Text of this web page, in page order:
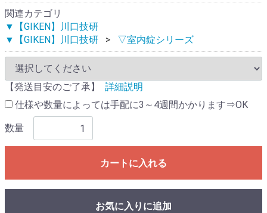
関連カテゴリ
▼【GIKEN】川口技研
▼【GIKEN】川口技研
▽室内錠シリーズ
【発送目安のご了承】
詳細説明
仕様や数量によっては手配に3～4週間かかります⇒OK
数量
カートに入れる
お気に入りに追加